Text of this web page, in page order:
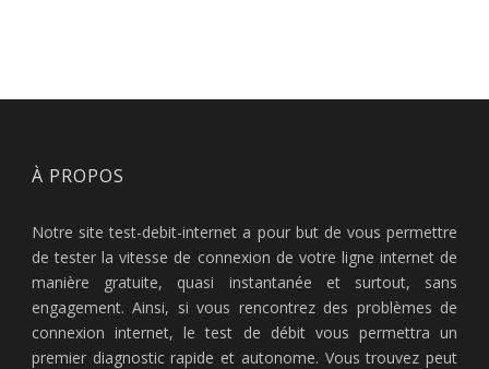
À PROPOS
Notre site test-debit-internet a pour but de vous permettre
de tester la vitesse de connexion de votre ligne internet de
manière gratuite, quasi instantanée et surtout, sans
engagement. Ainsi, si vous rencontrez des problèmes de
connexion internet, le test de débit vous permettra un
premier diagnostic rapide et autonome. Vous trouvez peut